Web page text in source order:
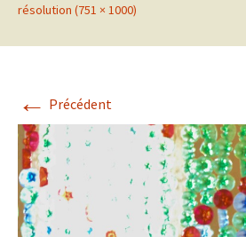
résolution (751 × 1000)
← Précédent